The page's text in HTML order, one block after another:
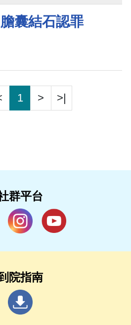
囊結石認罪
1 > >|
群平台
院指南